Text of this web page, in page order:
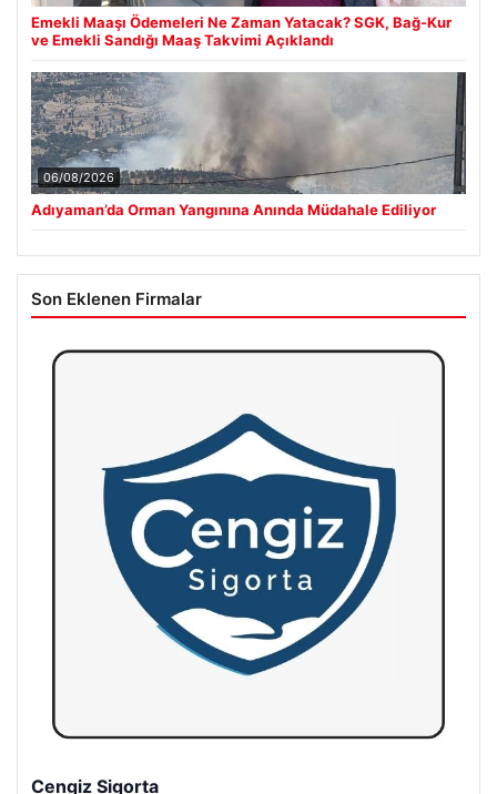
Emekli Maaşı Ödemeleri Ne Zaman Yatacak? SGK, Bağ-Kur
ve Emekli Sandığı Maaş Takvimi Açıklandı
06/08/2026
Adıyaman’da Orman Yangınına Anında Müdahale Ediliyor
Son Eklenen Firmalar
Hastaş Beton